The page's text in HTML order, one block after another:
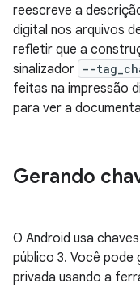
reescreve a
digital nos arquivos
refletir que a
sinalizador --
feitas na impressão
para ver a
Gerando
O Android usa
público 3. Você
privada usando a